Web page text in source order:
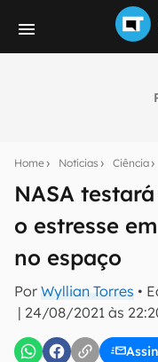
Home Notícias Ciência
NASA
o estresse
no espaço
Por Wyllian Torres •
| 24/08/2021 às
notícias e reviews
mão.
E-mail
Confirmo que li,